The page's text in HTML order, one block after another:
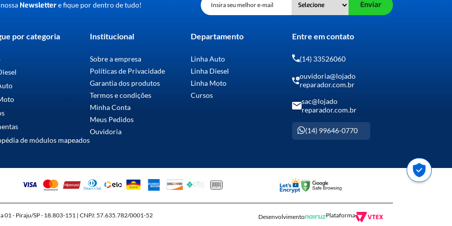
VW completa:
dos seguintes sistemas com Fiat Code 1, com caixa de imobilizador “702” e “704”:
/ UG / UF1
Newslettere fique por dentro de tudo! Enviar
por categoria
de módulos mapeados
Institucional
Sobre a empresa
Políticas de Privacidade
Garantia dos produtos
Termos e condições
Minha Conta
Meus Pedidos
Ouvidoria
Departamento
Linha Auto
Linha Diesel
Linha Moto
Cursos
Entre em contato
(14) 33526060
ouvidoria@lojado
reparador.com.br
sac@lojado
reparador.com.br
(14) 99646-0770
- Piraju/SP - 18.803-151 | CNPJ: 57.635.782/0001-52 Desenvolvimento Plataforma